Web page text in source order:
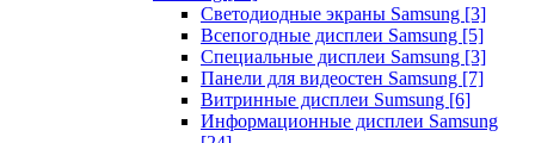
Светодиодные экраны Samsung [3]
Всепогодные дисплеи Samsung [5]
Специальные дисплеи Samsung [3]
Панели для видеостен Samsung [7]
Витринные дисплеи Sumsung [6]
Информационные дисплеи Samsung